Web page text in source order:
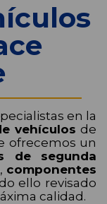
en la
vehículos de
ofrecemos un
de segunda
, componentes
ello revisado
calidad.